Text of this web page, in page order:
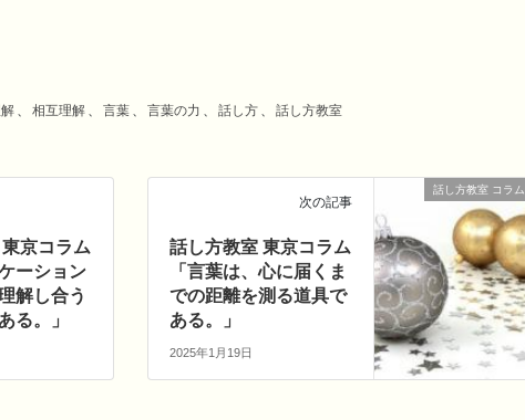
、 相互理解 、 言葉 、 言葉の力 、 話し方 、 話し方教室
京コラム
ーション
解し合う
る。」
話し方教室 コラム
次の記事
話し方教室 東京コラム
「言葉は、心に届くま
での距離を測る道具で
ある。」
2025年1月19日